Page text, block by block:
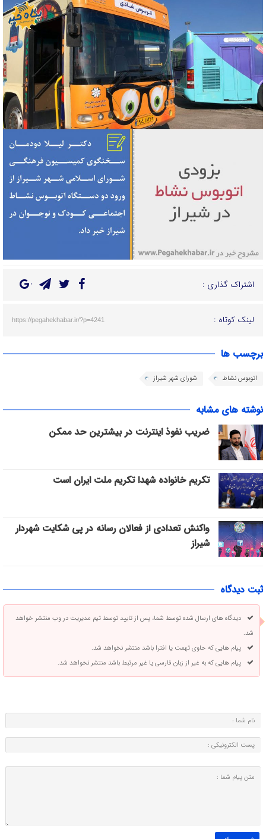
اشتراک گذاری :
لینک کوتاه : https://pegahekhabar.ir/?p=4241
برچسب ها
اتوبوس نشاط شورای شهر شیراز
نوشته های مشابه
ضریب نفوذ اینترنت در بیشترین حد ممکن
تکریم خانواده شهدا تکریم ملت ایران است
واکنش تعدادی از فعالان رسانه در پی شکایت شهردار
شیراز
ثبت دیدگاه
دیدگاه های ارسال شده توسط شما، پس از تایید توسط تیم مدیریت در وب منتشر خواهد
شد.
پیام هایی که حاوی تهمت یا افترا باشد منتشر نخواهد شد.
پیام هایی که به غیر از زبان فارسی یا غیر مرتبط باشد منتشر نخواهد شد.